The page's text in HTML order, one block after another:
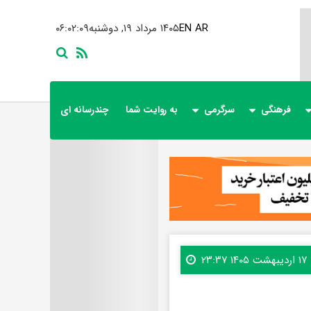
۰۶:۰۲:۱۰ ۱۴۰۵ مرداد ۱۹, دوشنبهEN AR
فرهنگی سرگرمی به روایت شما چندرسانه ای
۱۷ اردیبهشت ۱۴۰۵ ۲۳:۳۷